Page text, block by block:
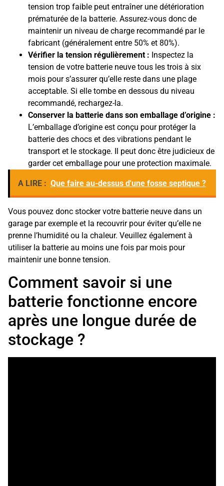
tension trop faible peut entraîner une détérioration
prématurée de la batterie. Assurez-vous donc de
maintenir un niveau de charge recommandé par le
fabricant (généralement entre 50% et 80%).
Vérifier la tension régulièrement : Inspectez la
tension de votre batterie neuve tous les trois à six
mois pour s’assurer qu’elle reste dans une plage
acceptable. Si elle tombe en dessous du niveau
recommandé, rechargez-la.
Conserver la batterie dans son emballage d’origine :
L’emballage d’origine est conçu pour protéger la
batterie des chocs et des vibrations pendant le
transport et le stockage. Il peut donc être judicieux de
garder cet emballage pour une protection maximale.
A LIRE : Que faire au-dessus d'une fosse septique ?
Vous pouvez donc stocker votre batterie neuve dans un
garage par exemple et la recouvrir pour éviter qu’elle ne
prenne l’humidité ou la chaleur. Veuillez également à
utiliser la batterie au moins une fois par mois pour
maintenir une bonne tension.
Comment savoir si une
batterie fonctionne encore
après une longue durée de
stockage ?